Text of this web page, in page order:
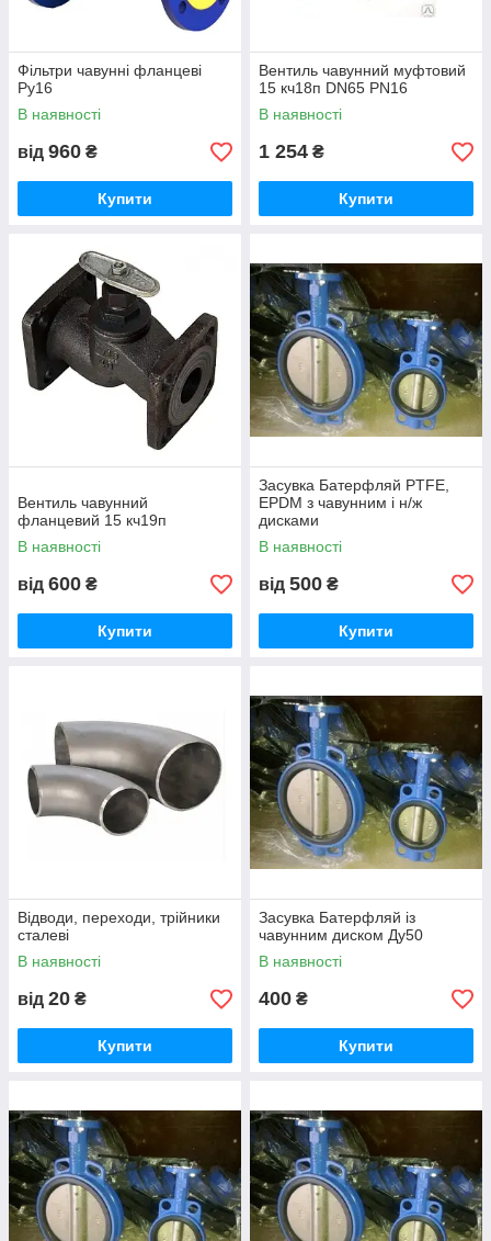
Фільтри чавунні фланцеві
Ру16
В наявності
від 960 ₴
Купити
Вентиль чавунний муфтовий
15 кч18п DN65 PN16
В наявності
1 254 ₴
Купити
Вентиль чавунний
фланцевий 15 кч19п
В наявності
від 600 ₴
Купити
Засувка Батерфляй PTFE,
EPDM з чавунним і н/ж
дисками
В наявності
від 500 ₴
Купити
Відводи, переходи, трійники
сталеві
В наявності
від 20 ₴
Купити
Засувка Батерфляй із
чавунним диском Ду50
В наявності
400 ₴
Купити